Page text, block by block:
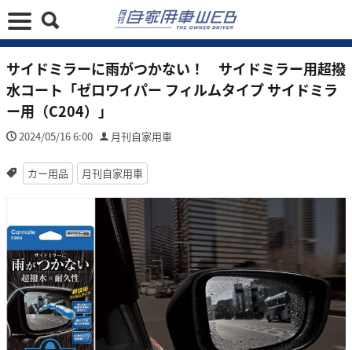
サイドミラーに雨がつかない！ サイドミラー用超撥
水コート「ゼロワイパー フィルムタイプ サイドミラ
ー用（C204）」
2024/05/16 6:00 月刊自家用車
カー用品 月刊自家用車